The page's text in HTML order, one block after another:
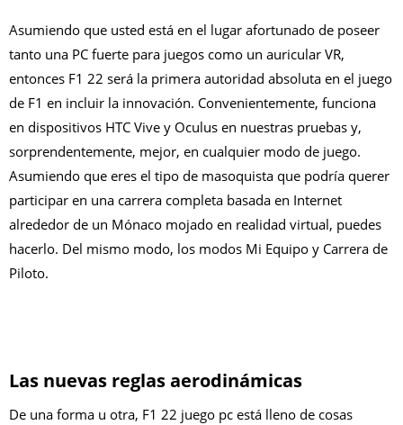
Asumiendo que usted está en el lugar afortunado de poseer
tanto una PC fuerte para juegos como un auricular VR,
entonces F1 22 será la primera autoridad absoluta en el juego
de F1 en incluir la innovación. Convenientemente, funciona
en dispositivos HTC Vive y Oculus en nuestras pruebas y,
sorprendentemente, mejor, en cualquier modo de juego.
Asumiendo que eres el tipo de masoquista que podría querer
participar en una carrera completa basada en Internet
alrededor de un Mónaco mojado en realidad virtual, puedes
hacerlo. Del mismo modo, los modos Mi Equipo y Carrera de
Piloto.
Las nuevas reglas aerodinámicas
De una forma u otra, F1 22 juego pc está lleno de cosas